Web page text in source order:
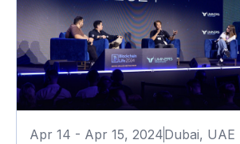
Apr 14 - Apr 15, 2024Dubai, UAE